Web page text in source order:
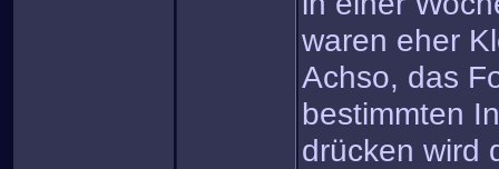
waren eher
Achso, das
bestimmten
drücken wird